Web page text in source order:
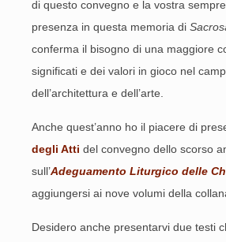
di questo convegno e la vostra
presenza in questa memoria di
conferma il bisogno di una maggiore
significati e dei valori in gioco nel
dell’architettura e dell’arte.
Anche quest’anno ho il piacere di
degli Atti del convegno dello scorso
sull’Adeguamento Liturgico delle
aggiungersi ai nove volumi della
Desidero anche presentarvi due testi